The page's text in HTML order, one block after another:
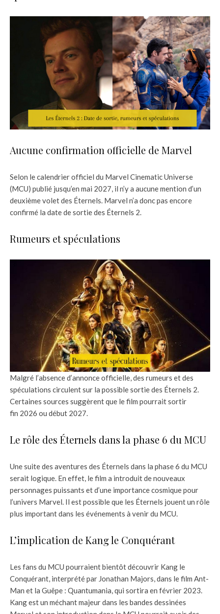
Aucune confirmation officielle de Marvel
Selon le calendrier officiel du Marvel Cinematic Universe
(MCU) publié jusqu’en mai 2027, il n’y a aucune mention d’un
deuxième volet des Éternels. Marvel n’a donc pas encore
confirmé la date de sortie des Éternels 2.
Rumeurs et spéculations
Malgré l’absence d’annonce officielle, des rumeurs et des
spéculations circulent sur la possible sortie des Éternels 2.
Certaines sources suggèrent que le film pourrait sortir
fin 2026 ou début 2027.
Le rôle des Éternels dans la phase 6 du MCU
Une suite des aventures des Éternels dans la phase 6 du MCU
serait logique. En effet, le film a introduit de nouveaux
personnages puissants et d’une importance cosmique pour
l’univers Marvel. Il est possible que les Éternels jouent un rôle
plus important dans les événements à venir du MCU.
L’implication de Kang le Conquérant
Les fans du MCU pourraient bientôt découvrir Kang le
Conquérant, interprété par Jonathan Majors, dans le film Ant-
Man et la Guêpe : Quantumania, qui sortira en février 2023.
Kang est un méchant majeur dans les bandes dessinées